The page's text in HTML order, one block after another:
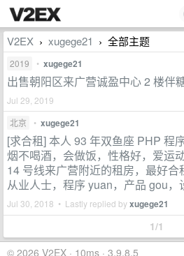
V2EX › xugege21 › 全部主题
2019 • xugege21
出售朝阳区来广营诚盈中心 2 楼伴
Jul 29, 2019
北京
• xugege21
[求合租] 本人 93 年双鱼座 PHP 程
烟不喝酒，会做饭，性格好，爱运
14 号线来广营附近的租房，最好合
从业人士，程序 yuan，产品 gou，
Jul 30, 2018 • Lastly replied byxugege21
1/1
© 2026 V2EX · 10ms · 3.9.8.5